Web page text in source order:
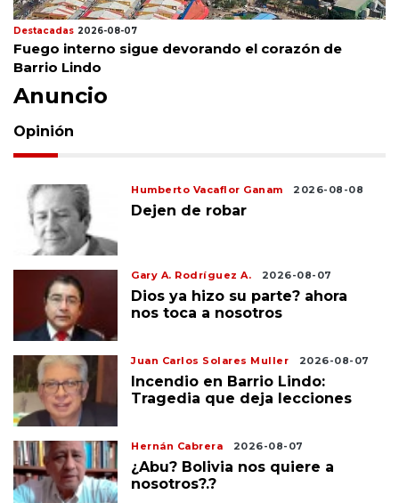
Destacadas 2026-08-07
Fuego interno sigue devorando el corazón de
Barrio Lindo
Anuncio
Opinión
Humberto Vacaflor Ganam 2026-08-08
Dejen de robar
Gary A. Rodríguez A. 2026-08-07
Dios ya hizo su parte? ahora
nos toca a nosotros
Juan Carlos Solares Muller 2026-08-07
Incendio en Barrio Lindo:
Tragedia que deja lecciones
Hernán Cabrera 2026-08-07
¿Abu? Bolivia nos quiere a
nosotros?.?